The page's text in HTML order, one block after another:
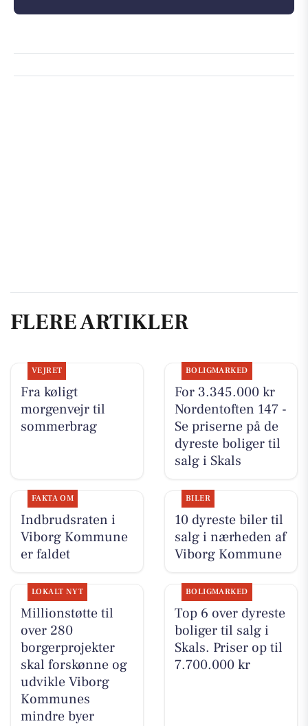
FLERE ARTIKLER
VEJRET
Fra køligt
morgenvejr til
sommerbrag
BOLIGMARKED
For 3.345.000 kr
Nordentoften 147 -
Se priserne på de
dyreste boliger til
salg i Skals
FAKTA OM
Indbrudsraten i
Viborg Kommune
er faldet
BILER
10 dyreste biler til
salg i nærheden af
Viborg Kommune
LOKALT NYT
Millionstøtte til
over 280
borgerprojekter
skal forskønne og
udvikle Viborg
Kommunes
mindre byer
BOLIGMARKED
Top 6 over dyreste
boliger til salg i
Skals. Priser op til
7.700.000 kr